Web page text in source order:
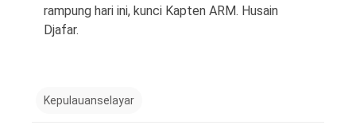
rampung hari ini, kunci Kapten ARM. Husain
Djafar.
Kepulauanselayar